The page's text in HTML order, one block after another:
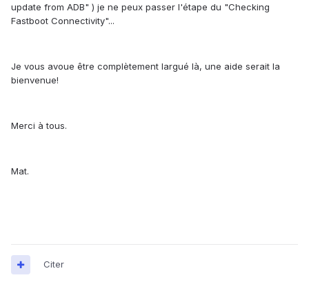
update from ADB" ) je ne peux passer l'étape du "Checking
Fastboot Connectivity"...
Je vous avoue être complètement largué là, une aide serait la
bienvenue!
Merci à tous.
Mat.
Citer